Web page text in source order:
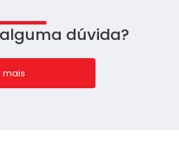
dúvida?
mais